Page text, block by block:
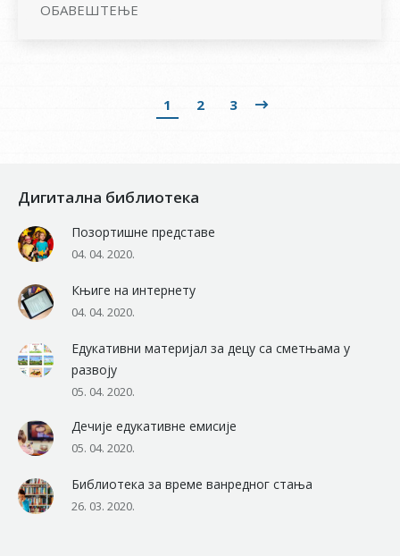
ОБАВЕШТЕЊЕ
1 2 3
Дигитална библиотека
Позортишне представе
04. 04. 2020.
Књиге на интернету
04. 04. 2020.
Едукативни материјал за децу са сметњама у
развоју
05. 04. 2020.
Дечије едукативне емисије
05. 04. 2020.
Библиотека за време ванредног стања
26. 03. 2020.